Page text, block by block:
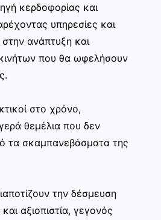
κερδοφορίας και
υπηρεσίες και
ανάπτυξη και
που θα ωφελήσουν
στο χρόνο,
θεμέλια που δεν
τα σκαμπανεβάσματα της
την δέσμευση
αξιοπιστία, γεγονός